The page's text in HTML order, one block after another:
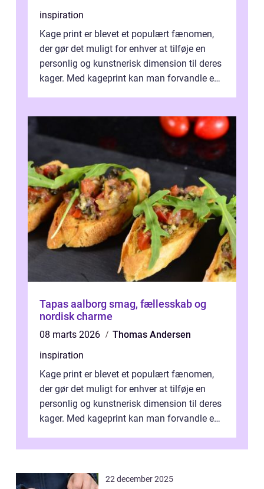
inspiration
Kage print er blevet et populært fænomen,
der gør det muligt for enhver at tilføje en
personlig og kunstnerisk dimension til deres
kager. Med kageprint kan man forvandle en
Tapas aalborg smag, fællesskab og
nordisk charme
08 marts 2026
Thomas Andersen
inspiration
Kage print er blevet et populært fænomen,
der gør det muligt for enhver at tilføje en
personlig og kunstnerisk dimension til deres
kager. Med kageprint kan man forvandle en
22 december 2025